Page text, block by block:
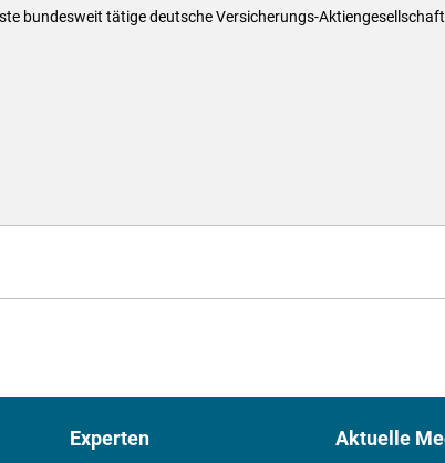
bundesweit tätige deutsche Versicherungs-
Experten Aktuelle